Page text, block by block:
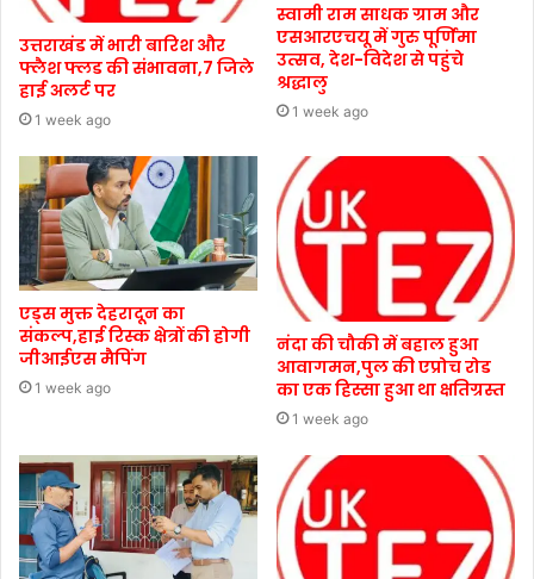
उत्तराखंड में भारी बारिश और
फ्लैश फ्लड की संभावना,7 जिले
हाई अलर्ट पर
1 week ago
स्वामी राम साधक ग्राम और
एसआरएचयू में गुरु पूर्णिमा
उत्सव, देश-विदेश से पहुंचे
श्रद्धालु
1 week ago
एड्स मुक्त देहरादून का
संकल्प,हाई रिस्क क्षेत्रों की होगी
जीआईएस मैपिंग
1 week ago
नंदा की चौकी में बहाल हुआ
आवागमन,पुल की एप्रोच रोड
का एक हिस्सा हुआ था क्षतिग्रस्त
1 week ago